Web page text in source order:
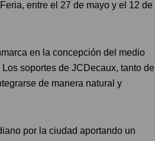
entre el 27 de mayo y el 12 de
en la concepción del medio
Los soportes de JCDecaux, tanto de
de manera natural y
por la ciudad aportando un